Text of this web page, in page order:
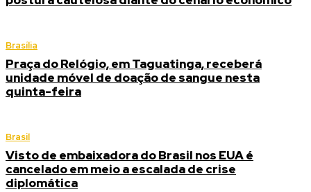
Brasília
Praça do Relógio, em Taguatinga, receberá
unidade móvel de doação de sangue nesta
quinta-feira
Brasil
Visto de embaixadora do Brasil nos EUA é
cancelado em meio a escalada de crise
diplomática